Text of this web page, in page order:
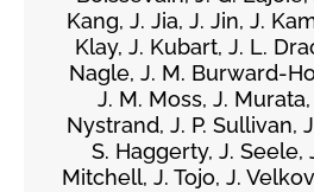
Kang, J. Jia, J. Jin, J.
Klay, J. Kubart, J. L.
Nagle, J. M. Burward-
J. M. Moss, J.
Nystrand, J. P. Sullivan,
S. Haggerty, J. Seele,
Mitchell, J. Tojo, J.